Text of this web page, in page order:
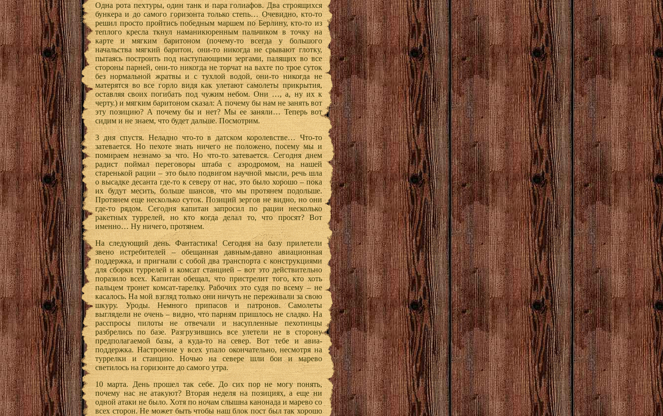
Одна рота пехтуры, один танк и пара голиафов. Два строящихся
бункера и до самого горизонта только степь… Очевидно, кто-то
решил просто пройтись победным маршем по Берлину, кто-то из
теплого кресла ткнул наманикюренным пальчиком в точку на
карте и мягким баритоном (почему-то всегда у большого
начальства мягкий баритон, они-то никогда не срывают глотку,
пытаясь построить под наступающими зергами, палящих во все
стороны парней, они-то никогда не торчат на вахте по трое суток
без нормальной жратвы и с тухлой водой, они-то никогда не
матерятся во все горло видя как улетают самолеты прикрытия,
оставляя своих погибать под чужим небом. Они …, а, ну их к
черту.) и мягким баритоном сказал: А почему бы нам не занять вот
эту позицию? А почему бы и нет? Мы ее заняли… Теперь вот
сидим и не знаем, что будет дальше. Посмотрим.
3 дня спустя. Неладно что-то в датском королевстве… Что-то
затевается. Но пехоте знать ничего не положено, посему мы и
помираем незнамо за что. Но что-то затевается. Сегодня днем
радист поймал переговоры штаба с аэродромом, на нашей
старенькой рации – это было подвигом научной мысли, речь шла
о высадке десанта где-то к северу от нас, это было хорошо – пока
их будут месить, больше шансов, что мы протянем подольше.
Протянем еще несколько суток. Позиций зергов не видно, но они
где-то рядом. Сегодня капитан запросил по рации несколько
ракетных туррелей, но кто когда делал то, что просят? Вот
именно… Ну ничего, протянем.
На следующий день. Фантастика! Сегодня на базу прилетели
звено истребителей – обещанная давным-давно авиационная
поддержка, и пригнали с собой два транспорта с конструкциями
для сборки туррелей и комсат станцией – вот это действительно
поразило всех. Капитан обещал, что пристрелит того, кто хоть
пальцем тронет комсат-тарелку. Рабочих это судя по всему – не
касалось. На мой взгляд только они ничуть не переживали за свою
шкуру. Уроды. Немного припасов и патронов. Самолеты
выглядели не очень – видно, что парням пришлось не сладко. На
расспросы пилоты не отвечали и насупленные пехотинцы
разбрелись по базе. Разгрузившись все улетели не в сторону
предполагаемой базы, а куда-то на север. Вот тебе и авиа-
поддержка. Настроение у всех упало окончательно, несмотря на
туррелки и станцию. Ночью на севере шли бои и марево
светилось на горизонте до самого утра.
10 марта. День прошел так себе. До сих пор не могу понять,
почему нас не атакуют? Вторая неделя на позициях, а еще ни
одной атаки не было. Хотя по ночам слышна канонада и марево со
всех сторон. Не может быть чтобы наш блок пост был так хорошо